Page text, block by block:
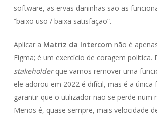
software, as ervas daninhas são as
“baixo uso / baixa satisfação”.
Aplicar a Matriz da Intercom não é
Figma; é um exercício de coragem política.
stakeholderque vamos remover uma
ele adorou em 2022 é difícil, mas é a única
garantir que o utilizador não se perde num
Menos é, quase sempre, mais velocidade